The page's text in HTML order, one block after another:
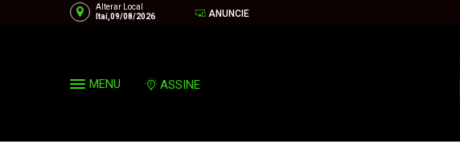
Alterar Local
Itaí,09/08/2026
ANUNCIE
MENU ASSINE